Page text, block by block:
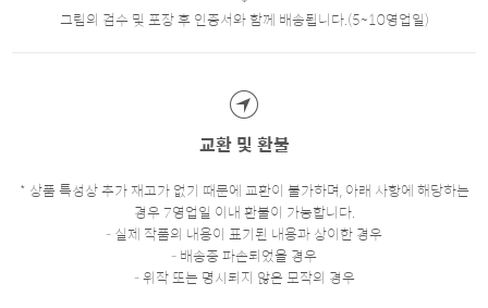
그림의 검수 및 포장 후 인증서와 함께 배송됩니다.(5~10영업일)
교환 및 환불
* 상품 특성상 추가 재고가 없기 때문에 교환이 불가하며, 아래 사항에 해당하는
경우 7영업일 이내 환불이 가능합니다.
- 실제 작품의 내용이 표기된 내용과 상이한 경우
- 배송중 파손되었을 경우
- 위작 또는 명시되지 않은 모작의 경우